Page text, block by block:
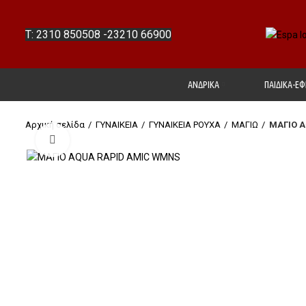
T: 2310 850508 -23210 66900
ΑΝΔΡΙΚΑ ΠΑΙΔΙΚΑ-
Αρχική σελίδα ΓΥΝΑΙΚΕΙΑ ΓΥΝΑΙΚΕΙΑ ΡΟΥΧΑ ΜΑΓΙΩ ΜΑΓΙΟ